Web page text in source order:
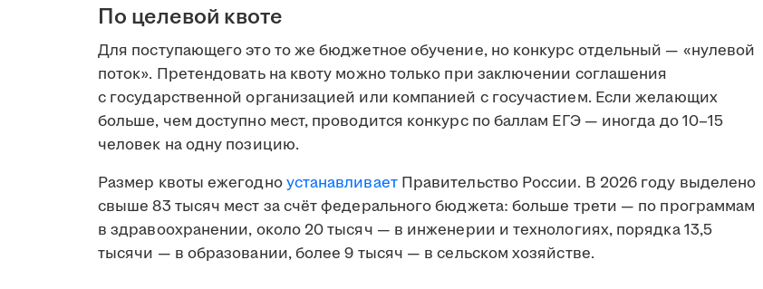
По целевой квоте
Для поступающего это то же бюджетное обучение, но конкурс отдельный — «нулевой
поток». Претендовать на квоту можно только при заключении соглашения
с государственной организацией или компанией с госучастием. Если желающих
больше, чем доступно мест, проводится конкурс по баллам ЕГЭ — иногда до 10–15
человек на одну позицию.
Размер квоты ежегодноустанавливаетПравительство России. В 2026 году выделено
свыше 83 тысяч мест за счёт федерального бюджета: больше трети — по программам
в здравоохранении, около 20 тысяч — в инженерии и технологиях, порядка 13,5
тысячи — в образовании, более 9 тысяч — в сельском хозяйстве.